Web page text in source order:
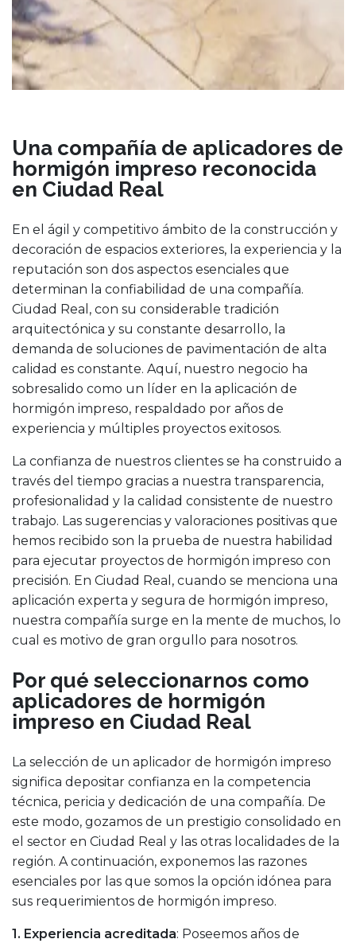
Una compañía de aplicadores de
hormigón impreso reconocida
en Ciudad Real
En el ágil y competitivo ámbito de la construcción y
decoración de espacios exteriores, la experiencia y la
reputación son dos aspectos esenciales que
determinan la confiabilidad de una compañía.
Ciudad Real, con su considerable tradición
arquitectónica y su constante desarrollo, la
demanda de soluciones de pavimentación de alta
calidad es constante. Aquí, nuestro negocio ha
sobresalido como un líder en la aplicación de
hormigón impreso, respaldado por años de
experiencia y múltiples proyectos exitosos.
La confianza de nuestros clientes se ha construido a
través del tiempo gracias a nuestra transparencia,
profesionalidad y la calidad consistente de nuestro
trabajo. Las sugerencias y valoraciones positivas que
hemos recibido son la prueba de nuestra habilidad
para ejecutar proyectos de hormigón impreso con
precisión. En Ciudad Real, cuando se menciona una
aplicación experta y segura de hormigón impreso,
nuestra compañía surge en la mente de muchos, lo
cual es motivo de gran orgullo para nosotros.
Por qué seleccionarnos como
aplicadores de hormigón
impreso en Ciudad Real
La selección de un aplicador de hormigón impreso
significa depositar confianza en la competencia
técnica, pericia y dedicación de una compañía. De
este modo, gozamos de un prestigio consolidado en
el sector en Ciudad Real y las otras localidades de la
región. A continuación, exponemos las razones
esenciales por las que somos la opción idónea para
sus requerimientos de hormigón impreso.
1. Experiencia acreditada: Poseemos años de